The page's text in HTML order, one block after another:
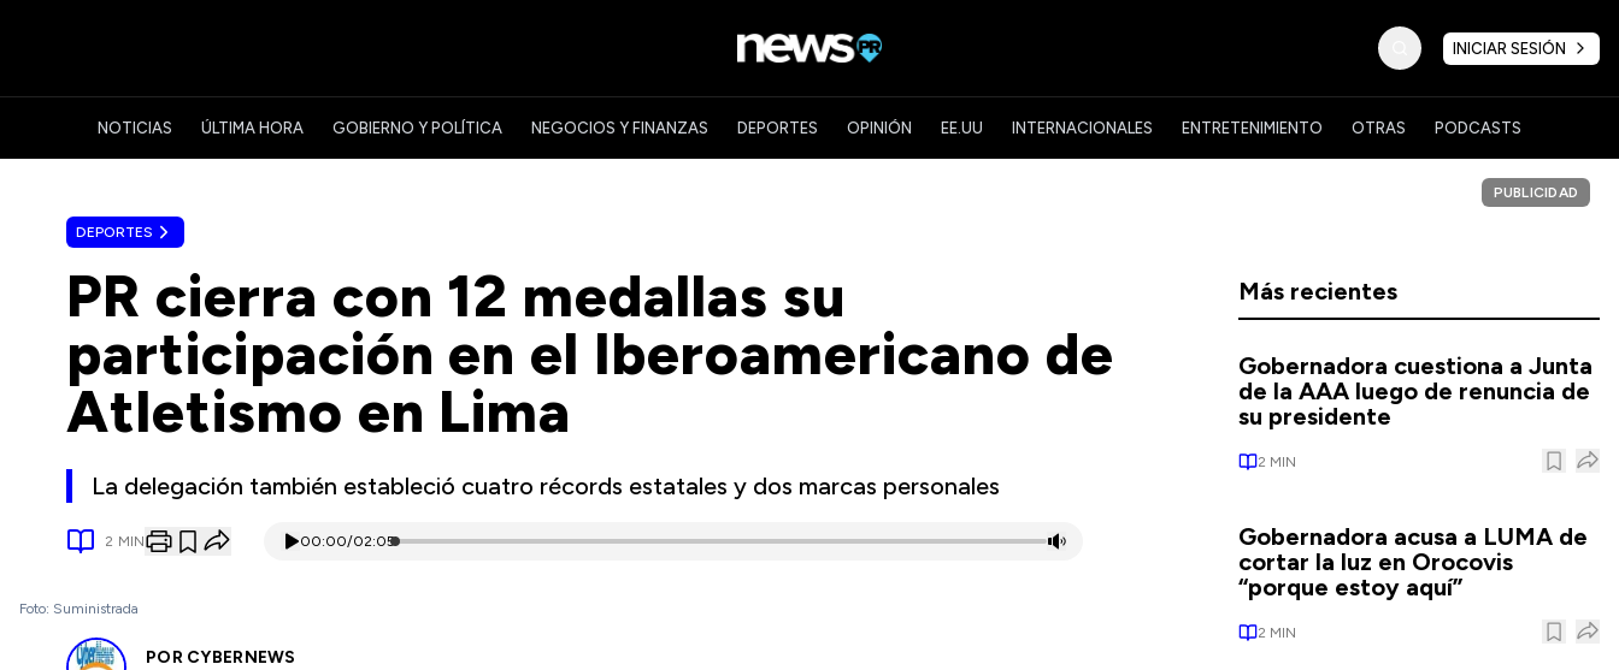
INICIAR SESIÓN
NOTICIAS ÚLTIMA HORA GOBIERNO Y POLÍTICA NEGOCIOS Y FINANZAS DEPORTES OPINIÓN EE.UU INTERNACIONALES ENTRETENIMIENTO OTRAS PODCASTS
DEPORTES
PR cierra con 12 medallas su
participación en el Iberoamericano de
Atletismo en Lima
La delegación también estableció cuatro récords estatales y dos marcas personales
2 MIN 00:00/02:05
Foto: Suministrada
POR CYBERNEWS
PUBLICIDAD
Más recientes
Gobernadora cuestiona a Junta
de la AAA luego de renuncia de
su presidente
2 MIN
Gobernadora acusa a LUMA de
cortar la luz en Orocovis
“porque estoy aquí”
2 MIN